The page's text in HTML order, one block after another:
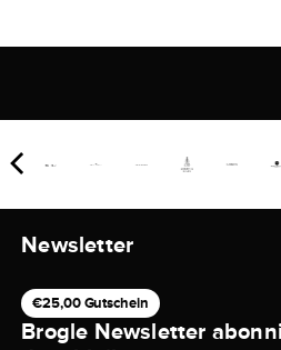
Newsletter
€25,00 Gutschein
Brogle Newsletter